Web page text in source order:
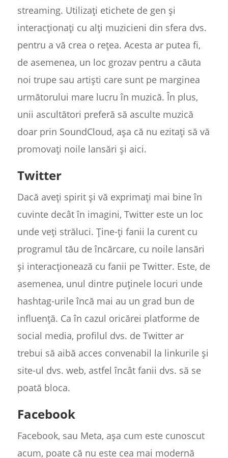
streaming. Utilizați etichete de gen și
interacționați cu alți muzicieni din sfera dvs.
pentru a vă crea o rețea. Acesta ar putea fi,
de asemenea, un loc grozav pentru a căuta
noi trupe sau artiști care sunt pe marginea
următorului mare lucru în muzică. În plus,
unii ascultători preferă să asculte muzică
doar prin SoundCloud, așa că nu ezitați să vă
promovați noile lansări și aici.
Twitter
Dacă aveți spirit și vă exprimați mai bine în
cuvinte decât în imagini, Twitter este un loc
unde veți străluci. Ține-ți fanii la curent cu
programul tău de încărcare, cu noile lansări
și interacționează cu fanii pe Twitter. Este, de
asemenea, unul dintre puținele locuri unde
hashtag-urile încă mai au un grad bun de
influență. Ca în cazul oricărei platforme de
social media, profilul dvs. de Twitter ar
trebui să aibă acces convenabil la linkurile și
site-ul dvs. web, astfel încât fanii dvs. să se
poată bloca.
Facebook
Facebook, sau Meta, așa cum este cunoscut
acum, poate că nu este cea mai modernă